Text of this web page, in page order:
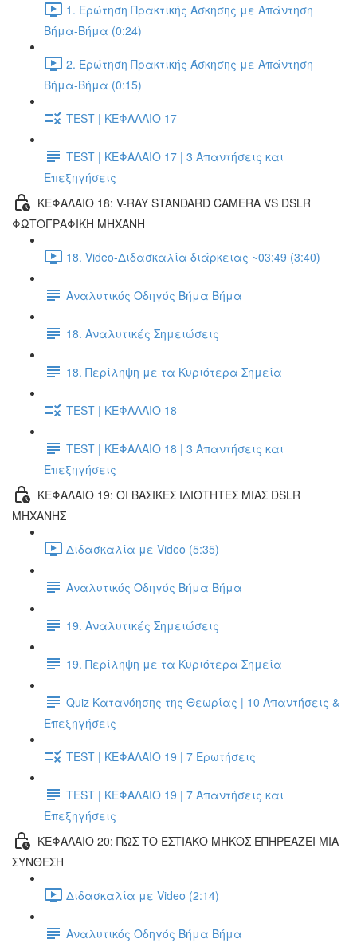
1. Ερώτηση Πρακτικής Άσκησης με Απάντηση
Βήμα-Βήμα (0:24)
2. Ερώτηση Πρακτικής Άσκησης με Απάντηση
Βήμα-Βήμα (0:15)
TEST | ΚΕΦΑΛΑΙΟ 17
TEST | ΚΕΦΑΛΑΙΟ 17 | 3 Απαντήσεις και
Επεξηγήσεις
ΚΕΦΑΛΑΙΟ 18: V-RAY STANDARD CAMERA VS DSLR
ΦΩΤΟΓΡΑΦΙΚΗ ΜΗΧΑΝΗ
18. Video-Διδασκαλία διάρκειας ~03:49 (3:40)
Αναλυτικός Οδηγός Βήμα Βήμα
18. Αναλυτικές Σημειώσεις
18. Περίληψη με τα Κυριότερα Σημεία
TEST | ΚΕΦΑΛΑΙΟ 18
TEST | ΚΕΦΑΛΑΙΟ 18 | 3 Απαντήσεις και
Επεξηγήσεις
ΚΕΦΑΛΑΙΟ 19: ΟΙ ΒΑΣΙΚΕΣ ΙΔΙΟΤΗΤΕΣ ΜΙΑΣ DSLR
ΜΗΧΑΝΗΣ
Διδασκαλία με Video (5:35)
Αναλυτικός Οδηγός Βήμα Βήμα
19. Αναλυτικές Σημειώσεις
19. Περίληψη με τα Κυριότερα Σημεία
Quiz Κατανόησης της Θεωρίας | 10 Απαντήσεις &
Επεξηγήσεις
TEST | ΚΕΦΑΛΑΙΟ 19 | 7 Ερωτήσεις
TEST | ΚΕΦΑΛΑΙΟ 19 | 7 Απαντήσεις και
Επεξηγήσεις
ΚΕΦΑΛΑΙΟ 20: ΠΩΣ ΤΟ ΕΣΤΙΑΚΟ ΜΗΚΟΣ ΕΠΗΡΕΑΖΕΙ ΜΙΑ
ΣΥΝΘΕΣΗ
Διδασκαλία με Video (2:14)
Αναλυτικός Οδηγός Βήμα Βήμα